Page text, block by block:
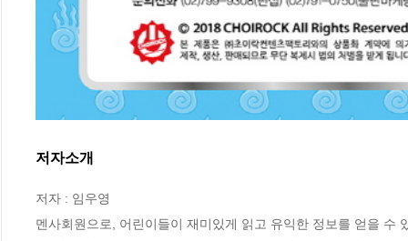
저자소개
저자 : 임우영
멘사회원으로, 어린이들이 재미있게 읽고 유익한 정보를 얻을 수